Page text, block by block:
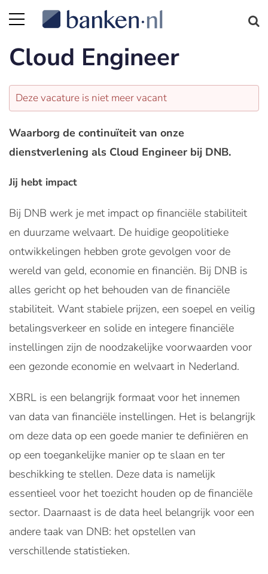
Cloud Engineer
Deze vacature is niet meer vacant
Waarborg de continuïteit van onze
dienstverlening als Cloud Engineer bij DNB.
Jij hebt impact
Bij DNB werk je met impact op financiële stabiliteit
en duurzame welvaart. De huidige geopolitieke
ontwikkelingen hebben grote gevolgen voor de
wereld van geld, economie en financiën. Bij DNB is
alles gericht op het behouden van de financiële
stabiliteit. Want stabiele prijzen, een soepel en veilig
betalingsverkeer en solide en integere financiële
instellingen zijn de noodzakelijke voorwaarden voor
een gezonde economie en welvaart in Nederland.
XBRL is een belangrijk formaat voor het innemen
van data van financiële instellingen. Het is belangrijk
om deze data op een goede manier te definiëren en
op een toegankelijke manier op te slaan en ter
beschikking te stellen. Deze data is namelijk
essentieel voor het toezicht houden op de financiële
sector. Daarnaast is de data heel belangrijk voor een
andere taak van DNB: het opstellen van
verschillende statistieken.